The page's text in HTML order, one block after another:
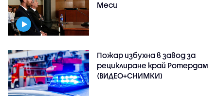
Меси
Пожар избухна в завод за
рециклиране край Ротердам
(ВИДЕО+СНИМКИ)